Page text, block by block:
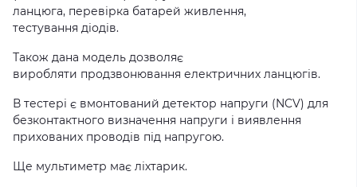
ланцюга, перевірка батарей живлення,
тестування діодів.
Також дана модель дозволяє
виробляти продзвонювання електричних ланцюгів.
В тестері є вмонтований детектор напруги (NCV) для
безконтактного визначення напруги і виявлення
прихованих проводів під напругою.
Ще мультиметр має ліхтарик.